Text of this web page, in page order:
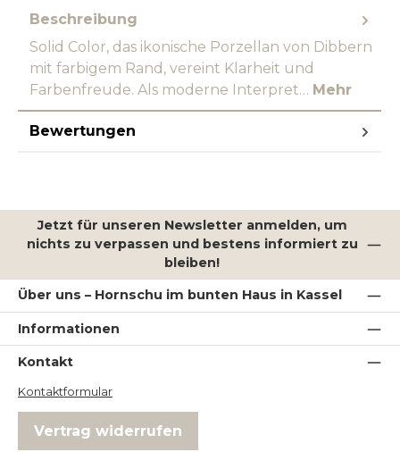
Beschreibung
Solid Color, das ikonische Porzellan von Dibbern
mit farbigem Rand, vereint Klarheit und
Farbenfreude. Als moderne Interpret… Mehr
Bewertungen
Jetzt für unseren Newsletter anmelden, um
nichts zu verpassen und bestens informiert zu
bleiben!
Über uns – Hornschu im bunten Haus in Kassel
Informationen
Kontakt
Kontaktformular
Vertrag widerrufen